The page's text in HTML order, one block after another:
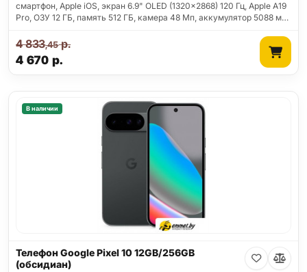
смартфон, Apple iOS, экран 6.9" OLED (1320x2868) 120 Гц, Apple A19
Pro, ОЗУ 12 ГБ, память 512 ГБ, камера 48 Мп, аккумулятор 5088 м…
4 670 р.
4 833,45р.
В наличии
Телефон Google Pixel 10 12GB/256GB
(обсидиан)